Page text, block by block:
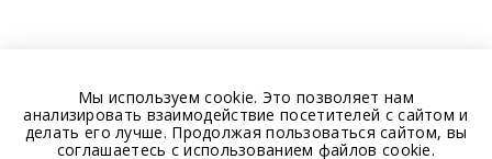
Мы используем cookie. Это позволяет нам
анализировать взаимодействие посетителей с сайтом и
делать его лучше. Продолжая пользоваться сайтом, вы
соглашаетесь с использованием файлов cookie.